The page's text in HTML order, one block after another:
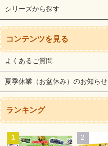
シリーズから探す
コンテンツを見る
よくあるご質問
夏季休業（お盆休み）のお知らせ
ランキング
1 2